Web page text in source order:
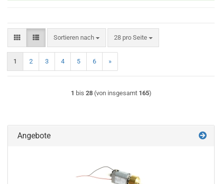
Sortieren nach
Sortieren nach 28 pro Seite
pro Seite
1 2 3 4 5 6 »
1 bis 28(von insgesamt 165)
Angebote